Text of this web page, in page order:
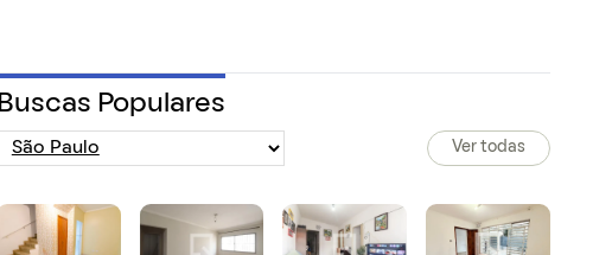
Buscas Populares
Ver todas